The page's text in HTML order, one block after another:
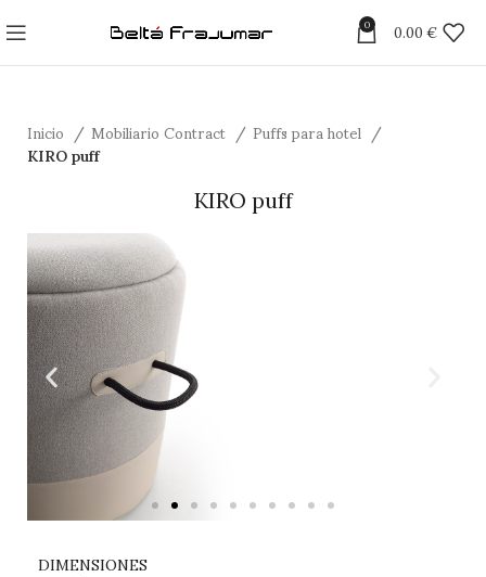
0 0.00 €
Inicio Mobiliario Contract Puffs para hotel
KIRO puff
KIRO puff
DIMENSIONES